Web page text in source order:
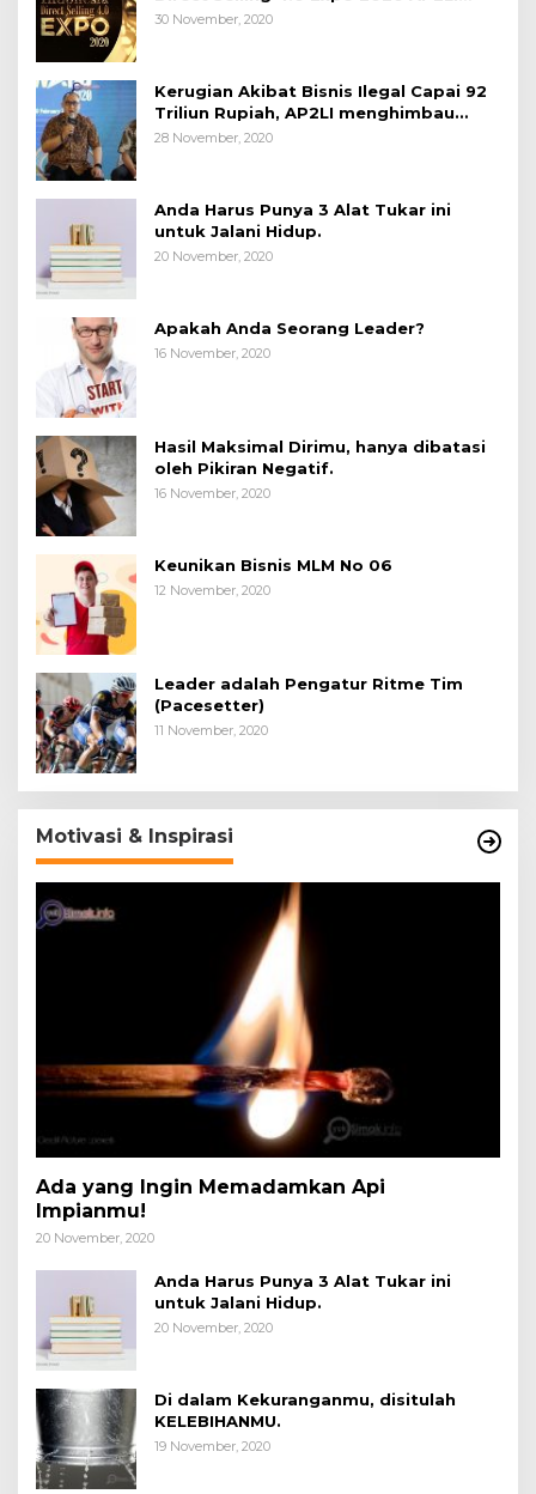
berakhir sangat memuaskan
30 November, 2020
Kerugian Akibat Bisnis Ilegal Capai 92
Triliun Rupiah, AP2LI menghimbau
masyarakat Waspada.
28 November, 2020
Anda Harus Punya 3 Alat Tukar ini
untuk Jalani Hidup.
20 November, 2020
Apakah Anda Seorang Leader?
16 November, 2020
Hasil Maksimal Dirimu, hanya dibatasi
oleh Pikiran Negatif.
16 November, 2020
Keunikan Bisnis MLM No 06
12 November, 2020
Leader adalah Pengatur Ritme Tim
(Pacesetter)
11 November, 2020
Motivasi & Inspirasi
Ada yang Ingin Memadamkan Api
Impianmu!
20 November, 2020
Anda Harus Punya 3 Alat Tukar ini
untuk Jalani Hidup.
20 November, 2020
Di dalam Kekuranganmu, disitulah
KELEBIHANMU.
19 November, 2020